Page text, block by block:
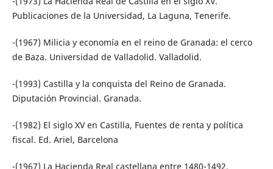
Publicaciones de la Universidad, La Laguna, Tenerife.
-(1967) Milicia y economía en el reino de Granada: el cerco
de Baza. Universidad de Valladolid. Valladolid.
-(1993) Castilla y la conquista del Reino de Granada.
Diputación Provincial. Granada.
-(1982) El siglo XV en Castilla, Fuentes de renta y política
fiscal. Ed. Ariel, Barcelona
-(1967) La Hacienda Real castellana entre 1480-1492,